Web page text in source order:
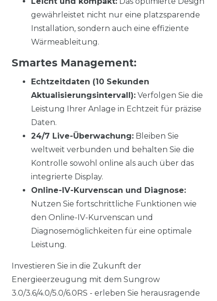
gewährleistet nicht nur eine platzsparende
Installation, sondern auch eine effiziente
Wärmeableitung.
Smartes Management:
Echtzeitdaten (10 Sekunden
Aktualisierungsintervall): Verfolgen Sie die
Leistung Ihrer Anlage in Echtzeit für präzise
Daten.
24/7 Live-Überwachung: Bleiben Sie
weltweit verbunden und behalten Sie die
Kontrolle sowohl online als auch über das
integrierte Display.
Online-IV-Kurvenscan und Diagnose:
Nutzen Sie fortschrittliche Funktionen wie
den Online-IV-Kurvenscan und
Diagnosemöglichkeiten für eine optimale
Leistung.
Investieren Sie in die Zukunft der
Energieerzeugung mit dem Sungrow
3.0/3.6/4.0/5.0/6.0RS - erleben Sie herausragende